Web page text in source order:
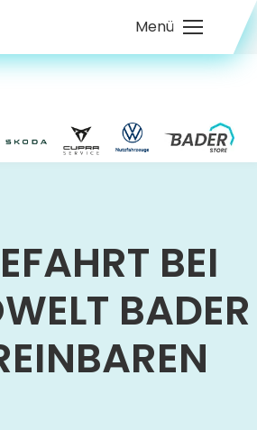
Menü
BEI
BADER